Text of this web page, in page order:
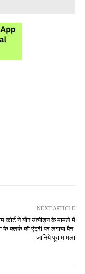
NEXT ARTICLE
कोर्ट ने यौन उत्पीड़न के मामले में
के क्लर्क की एंट्री पर लगाया बैन-
जानिये पूरा मामला